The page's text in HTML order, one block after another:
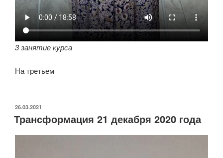
3 занятие курса
На третьем
ОПУБЛИКОВАНО
26.03.2021
Трансформация 21 декабря 2020 года